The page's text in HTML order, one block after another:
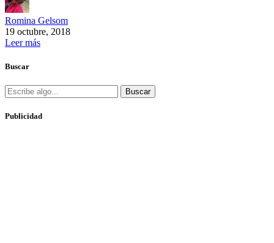
Romina Gelsom
19 octubre, 2018
Leer más
Buscar
Buscar
Publicidad